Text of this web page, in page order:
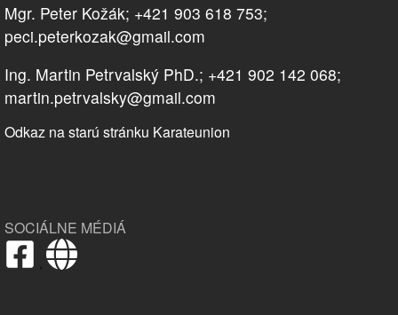
Mgr. Peter Kožák; +421 903 618 753;
peci.peterkozak@gmail.com
Ing. Martin Petrvalský PhD.; +421 902 142 068;
martin.petrvalsky@gmail.com
Odkaz na starú stránku Karateunion
SOCIÁLNE MÉDIÁ
,